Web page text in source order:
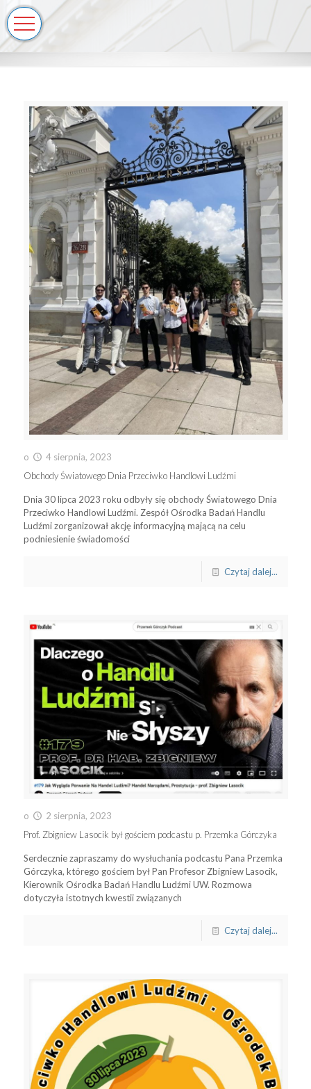
o
4 sierpnia, 2023
Obchody Światowego Dnia Przeciwko Handlowi Ludźmi
Dnia 30 lipca 2023 roku odbyły się obchody Światowego Dnia
Przeciwko Handlowi Ludźmi. Zespół Ośrodka Badań Handlu
Ludźmi zorganizował akcję informacyjną mającą na celu
podniesienie świadomości
Czytaj dalej...
o
2 sierpnia, 2023
Prof. Zbigniew Lasocik był gościem podcastu p. Przemka Górczyka
Serdecznie zapraszamy do wysłuchania podcastu Pana Przemka
Górczyka, którego gościem był Pan Profesor Zbigniew Lasocik,
Kierownik Ośrodka Badań Handlu Ludźmi UW. Rozmowa
dotyczyła istotnych kwestii związanych
Czytaj dalej...